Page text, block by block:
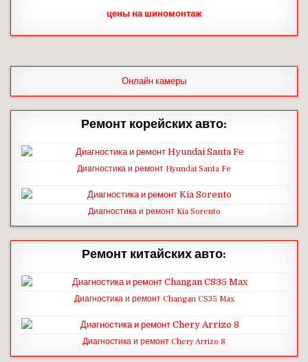
цены на шиномонтаж
Онлайн камеры
Ремонт корейских авто:
Диагностика и ремонт Hyundai Santa Fe
Диагностика и ремонт Kia Sorento
Ремонт китайских авто:
Диагностика и ремонт Changan CS35 Max
Диагностика и ремонт Chery Arrizo 8